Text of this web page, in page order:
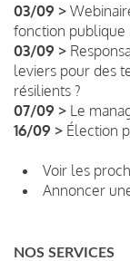
03/09 >
fonction publique
03/09 >
leviers pour des
résilients ?
07/09 > Le
16/09 > Élection
Voir les
Annoncer
NOS SERVICES